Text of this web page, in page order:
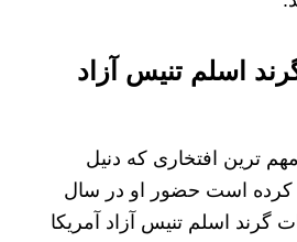
اسلم تنیس آزاد
ترین افتخاری که دنیل
است حضور او در سال
گرند اسلم تنیس آزاد آمریکا